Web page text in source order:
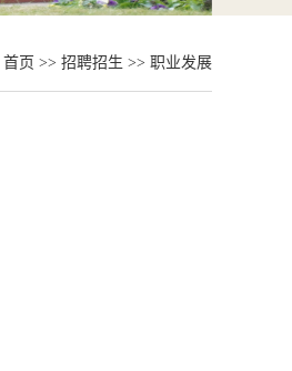
首页 >> 招聘招生 >> 职业发展